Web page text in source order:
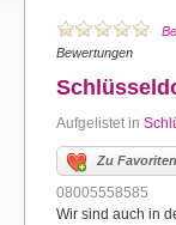
Bewertungen
Aufgelistet in
Zu
08005558585
Wir sind auch in